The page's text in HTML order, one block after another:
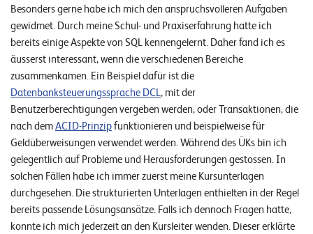
Besonders gerne habe ich mich den anspruchsvolleren Aufgaben
gewidmet. Durch meine Schul- und Praxiserfahrung hatte ich
bereits einige Aspekte von SQL kennengelernt. Daher fand ich es
äusserst interessant, wenn die verschiedenen Bereiche
zusammenkamen. Ein Beispiel dafür ist die
Datenbanksteuerungssprache DCL, mit der
Benutzerberechtigungen vergeben werden, oder Transaktionen, die
nach demACID-Prinzipfunktionieren und beispielweise für
Geldüberweisungen verwendet werden. Während des ÜKs bin ich
gelegentlich auf Probleme und Herausforderungen gestossen. In
solchen Fällen habe ich immer zuerst meine Kursunterlagen
durchgesehen. Die strukturierten Unterlagen enthielten in der Regel
bereits passende Lösungsansätze. Falls ich dennoch Fragen hatte,
konnte ich mich jederzeit an den Kursleiter wenden. Dieser erklärte